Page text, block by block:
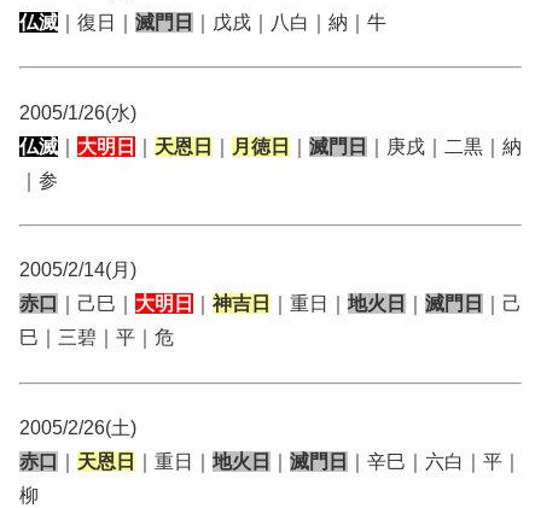
仏滅 ｜復日｜ 滅門日 ｜戊戌｜八白｜納｜牛
2005/1/26(水)
仏滅
大明日 天恩日 月徳日 滅門日
｜庚戌｜二黒｜納
｜参
2005/2/14(月)
赤口
｜己巳｜ 大明日 神吉日 ｜重日｜ 地火日 滅門日
｜己
巳｜三碧｜平｜危
2005/2/26(土)
赤口
天恩日 ｜重日｜ 地火日 滅門日
｜辛巳｜六白｜平｜
柳